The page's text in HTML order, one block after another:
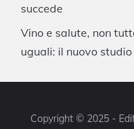
succede
Vino e salute, non
uguali: il nuovo studio
Copyright © 2025 -